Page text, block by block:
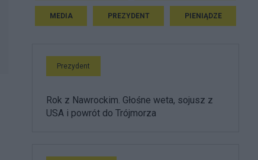
MEDIA PREZYDENT PIENIĄDZE
Prezydent
Rok z Nawrockim. Głośne weta, sojusz z
USA i powrót do Trójmorza